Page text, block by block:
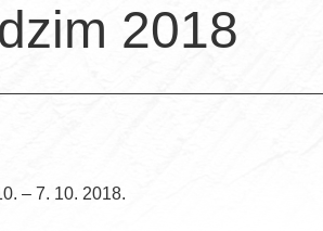
2018
– 7. 10. 2018.